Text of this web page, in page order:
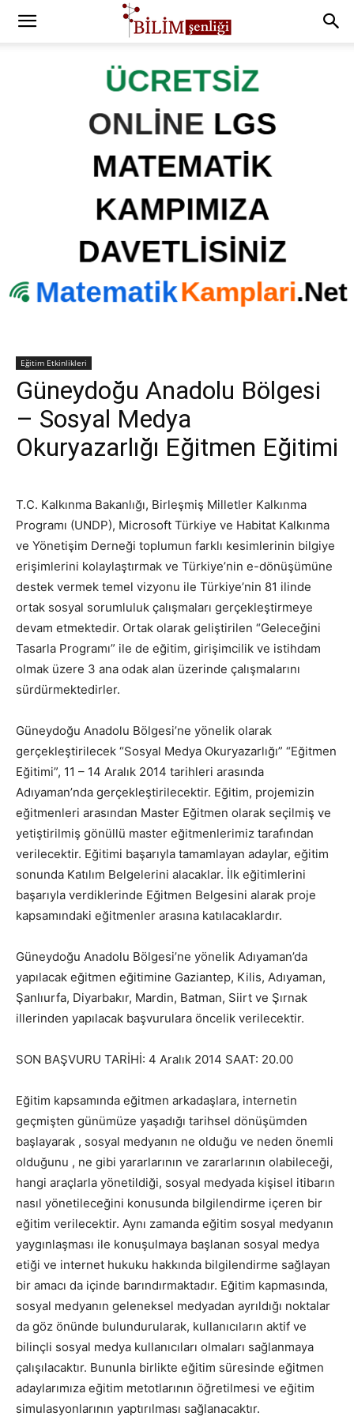
Eğitim Etkinlikleri
Güneydoğu Anadolu Bölgesi
– Sosyal Medya
Okuryazarlığı Eğitmen Eğitimi
T.C. Kalkınma Bakanlığı, Birleşmiş Milletler Kalkınma
Programı (UNDP), Microsoft Türkiye ve Habitat Kalkınma
ve Yönetişim Derneği toplumun farklı kesimlerinin bilgiye
erişimlerini kolaylaştırmak ve Türkiye’nin e-dönüşümüne
destek vermek temel vizyonu ile Türkiye’nin 81 ilinde
ortak sosyal sorumluluk çalışmaları gerçekleştirmeye
devam etmektedir. Ortak olarak geliştirilen “Geleceğini
Tasarla Programı” ile de eğitim, girişimcilik ve istihdam
olmak üzere 3 ana odak alan üzerinde çalışmalarını
sürdürmektedirler.
Güneydoğu Anadolu Bölgesi’ne yönelik olarak
gerçekleştirilecek “Sosyal Medya Okuryazarlığı” “Eğitmen
Eğitimi”, 11 – 14 Aralık 2014 tarihleri arasında
Adıyaman’nda gerçekleştirilecektir. Eğitim, projemizin
eğitmenleri arasından Master Eğitmen olarak seçilmiş ve
yetiştirilmiş gönüllü master eğitmenlerimiz tarafından
verilecektir. Eğitimi başarıyla tamamlayan adaylar, eğitim
sonunda Katılım Belgelerini alacaklar. İlk eğitimlerini
başarıyla verdiklerinde Eğitmen Belgesini alarak proje
kapsamındaki eğitmenler arasına katılacaklardır.
Güneydoğu Anadolu Bölgesi’ne yönelik Adıyaman’da
yapılacak eğitmen eğitimine Gaziantep, Kilis, Adıyaman,
Şanlıurfa, Diyarbakır, Mardin, Batman, Siirt ve Şırnak
illerinden yapılacak başvurulara öncelik verilecektir.
SON BAŞVURU TARİHİ: 4 Aralık 2014 SAAT: 20.00
Eğitim kapsamında eğitmen arkadaşlara, internetin
geçmişten günümüze yaşadığı tarihsel dönüşümden
başlayarak , sosyal medyanın ne olduğu ve neden önemli
olduğunu , ne gibi yararlarının ve zararlarının olabileceği,
hangi araçlarla yönetildiği, sosyal medyada kişisel itibarın
nasıl yönetileceğini konusunda bilgilendirme içeren bir
eğitim verilecektir. Aynı zamanda eğitim sosyal medyanın
yaygınlaşması ile konuşulmaya başlanan sosyal medya
etiği ve internet hukuku hakkında bilgilendirme sağlayan
bir amacı da içinde barındırmaktadır. Eğitim kapmasında,
sosyal medyanın geleneksel medyadan ayrıldığı noktalar
da göz önünde bulundurularak, kullanıcıların aktif ve
bilinçli sosyal medya kullanıcıları olmaları sağlanmaya
çalışılacaktır. Bununla birlikte eğitim süresinde eğitmen
adaylarımıza eğitim metotlarının öğretilmesi ve eğitim
simulasyonlarının yaptırılması sağlanacaktır.